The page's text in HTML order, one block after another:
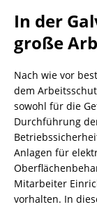
In der
große
Nach wie vor
dem
sowohl für die
Durchführung
Anlagen für
Mitarbeiter
vorhalten. In